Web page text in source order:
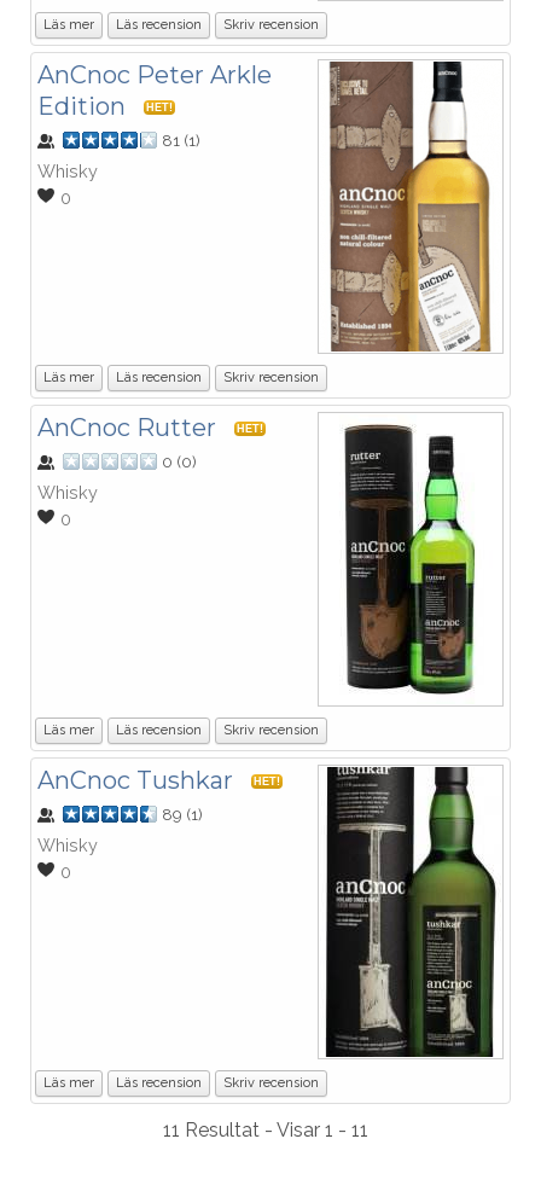
Läs mer Läs recension Skriv recension
AnCnoc Peter Arkle
Edition
HET!
81 (1)
Whisky
0
Läs mer Läs recension Skriv recension
AnCnoc Rutter HET!
0 (0)
Whisky
0
Läs mer Läs recension Skriv recension
AnCnoc Tushkar HET!
89 (1)
Whisky
0
Läs mer Läs recension Skriv recension
11 Resultat - Visar 1 - 11